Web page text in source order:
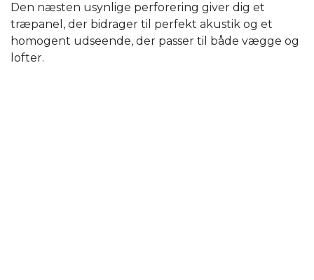
Den næsten usynlige perforering giver dig et
træpanel, der bidrager til perfekt akustik og et
homogent udseende, der passer til både vægge og
lofter.